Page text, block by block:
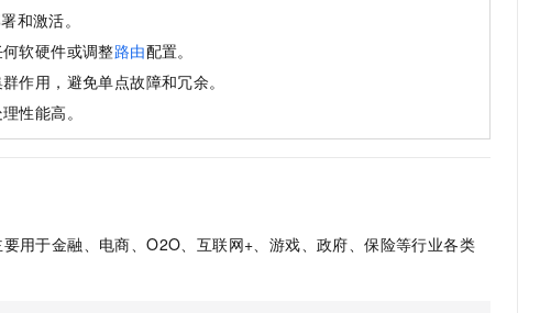
和激活。
软硬件或调整路由配置。
作用，避免单点故障和冗余。
性能高。
用于金融、电商、O2O、互联网+、游戏、政府、保险等行业各类